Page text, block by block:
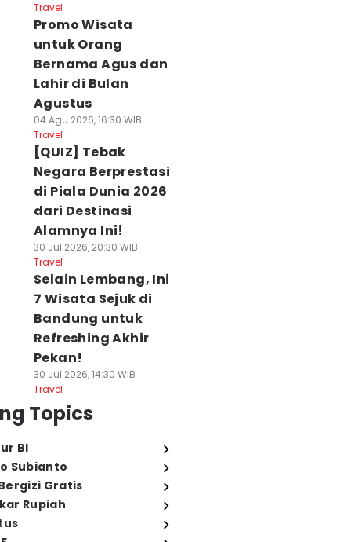
Travel
Promo Wisata
untuk Orang
Bernama Agus dan
Lahir di Bulan
Agustus
04 Agu 2026, 16:30 WIB
Travel
[QUIZ] Tebak
Negara Berprestasi
di Piala Dunia 2026
dari Destinasi
Alamnya Ini!
30 Jul 2026, 20:30 WIB
Travel
Selain Lembang, Ini
7 Wisata Sejuk di
Bandung untuk
Refreshing Akhir
Pekan!
30 Jul 2026, 14:30 WIB
Travel
Topics
BI
Subianto
Gratis
Rupiah